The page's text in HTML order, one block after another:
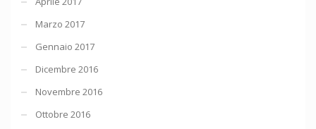
Marzo 2017
Gennaio 2017
Dicembre 2016
Novembre 2016
Ottobre 2016